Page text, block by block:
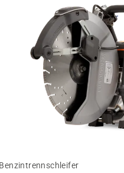
Benzintrennschleifer